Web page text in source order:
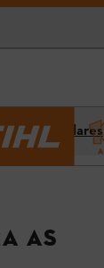
Angulares
AS